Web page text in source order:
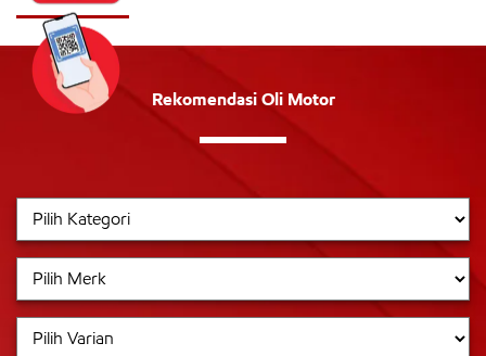
Rekomendasi Oli Motor